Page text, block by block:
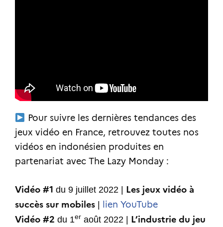
Pour suivre les dernières tendances des
jeux vidéo en France, retrouvez toutes nos
vidéos en indonésien produites en
partenariat avec The Lazy Monday :
Vidéo #1 du 9 juillet 2022 | Les jeux vidéo à
succès sur mobiles
lien YouTube
Vidéo #2 du 1er août 2022 | L’industrie du jeu